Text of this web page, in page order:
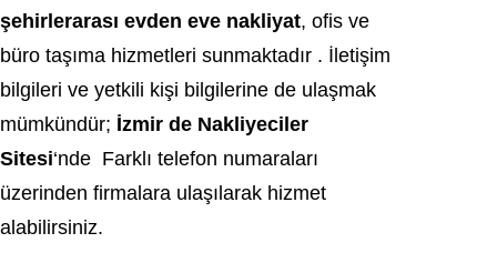
şehirlerarası evden eve nakliyat, ofis ve
büro taşıma hizmetleri sunmaktadır . İletişim
bilgileri ve yetkili kişi bilgilerine de ulaşmak
mümkündür; İzmir de Nakliyeciler
Sitesi‘nde Farklı telefon numaraları
üzerinden firmalara ulaşılarak hizmet
alabilirsiniz.